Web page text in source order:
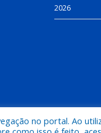
2026
de Juruti.
no portal. Ao